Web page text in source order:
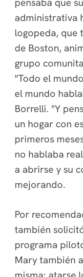
administrativa
logopeda, que
de Boston,
grupo
"Todo el
el mundo
Borrelli. "Y
un hogar con
primeros
no hablaba
a abrirse y su
mejorando.
Por
también
programa
Mary también